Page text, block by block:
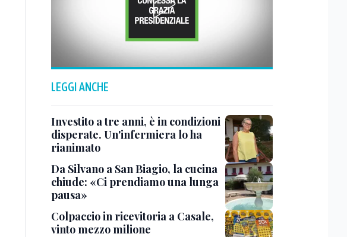
LEGGI ANCHE
Investito a tre anni, è in condizioni
disperate. Un'infermiera lo ha
rianimato
Da Silvano a San Biagio, la cucina
chiude: «Ci prendiamo una lunga
pausa»
Colpaccio in ricevitoria a Casale,
vinto mezzo milione